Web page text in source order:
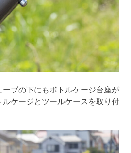
ブの下にもボトルケージ台座が
ケージとツールケースを取り付